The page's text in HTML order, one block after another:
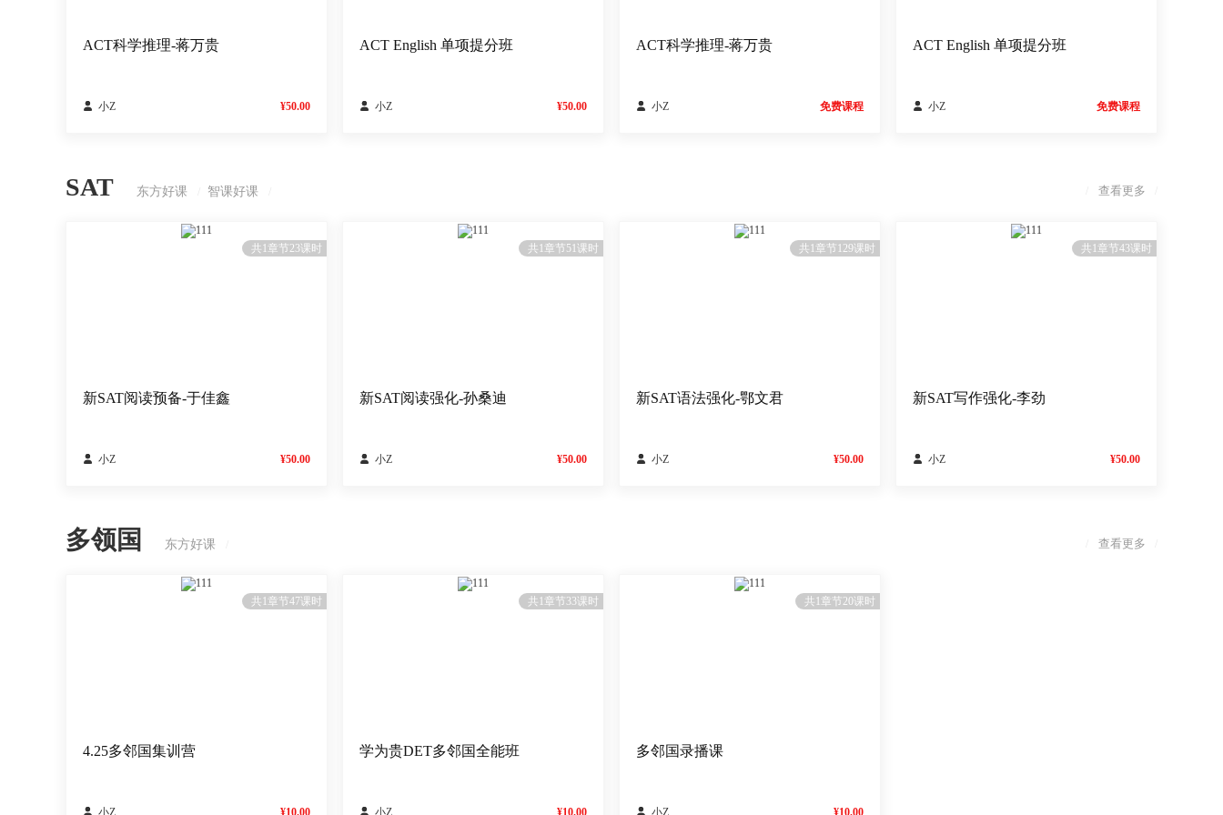
ACT科学推理-蒋万贵
 小Z ¥50.00
ACT English 单项提分班
 小Z ¥50.00
ACT科学推理-蒋万贵
 小Z 免费课程
ACT English 单项提分班
 小Z 免费课程
SAT 查看更多
东方好课 智课好课
111
共1章节23课时
新SAT阅读预备-于佳鑫
 小Z ¥50.00
111
共1章节51课时
新SAT阅读强化-孙桑迪
 小Z ¥50.00
111
共1章节129课时
新SAT语法强化-鄂文君
 小Z ¥50.00
111
共1章节43课时
新SAT写作强化-李劲
 小Z ¥50.00
多领国 查看更多
东方好课
111
共1章节47课时
4.25多邻国集训营
 小Z ¥10.00
111
共1章节33课时
学为贵DET多邻国全能班
 小Z ¥10.00
111
共1章节20课时
多邻国录播课
 小Z ¥10.00